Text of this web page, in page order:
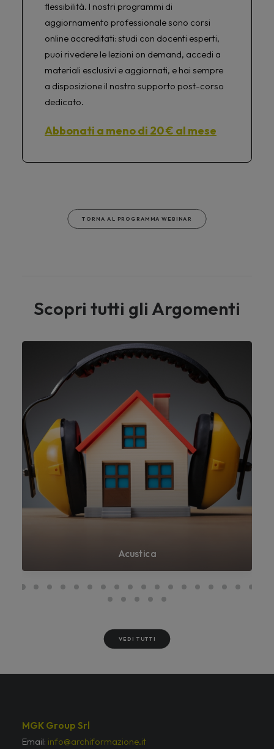
flessibilità. I nostri programmi di
aggiornamento professionale sono corsi
online accreditati: studi con docenti esperti,
puoi rivedere le lezioni on demand, accedi a
materiali esclusivi e aggiornati, e hai sempre
a disposizione il nostro supporto post-corso
dedicato.
Abbonati a meno di 20 € al mese
TORNA AL PROGRAMMA WEBINAR
Scopri tutti gli Argomenti
Acustica
VEDI TUTTI
MGK Group Srl
Email: info@archiformazione.it